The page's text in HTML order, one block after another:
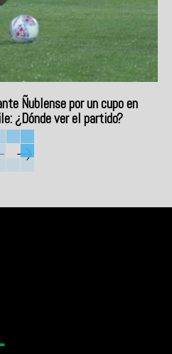
Ñublense por un cupo en
¿Dónde ver el partido?